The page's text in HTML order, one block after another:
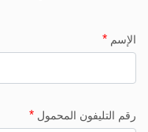
الإسم*
رقم التليفون المحمول*